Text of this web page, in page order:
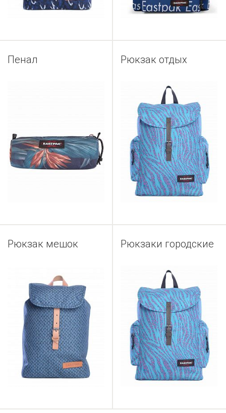
Пенал Рюкзак отдых
Рюкзак мешок Рюкзаки городские